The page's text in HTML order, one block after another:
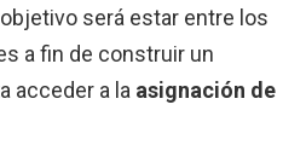
será estar entre los
a fin de construir un
acceder a la asignación de